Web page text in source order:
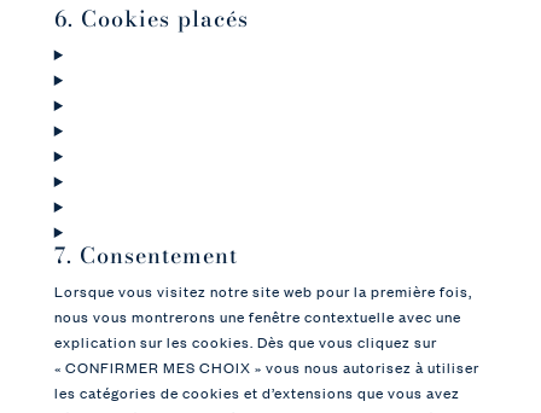
6. Cookies placés
7. Consentement
Lorsque vous visitez notre site web pour la première fois,
nous vous montrerons une fenêtre contextuelle avec une
explication sur les cookies. Dès que vous cliquez sur
« CONFIRMER MES CHOIX » vous nous autorisez à utiliser
les catégories de cookies et d’extensions que vous avez